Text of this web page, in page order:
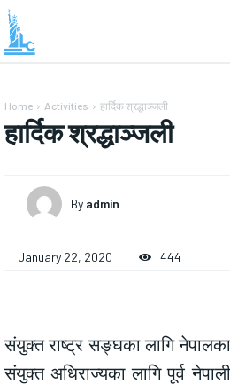
Home Activities हार्दिक श्रद्धाञ्जली
हार्दिक श्रद्धाञ्जली
By admin
January 22, 2020 444
संयुक्त राष्ट्र सङ्घका लागि नेपालका
संयुक्त अधिराज्यका लागि पूर्व